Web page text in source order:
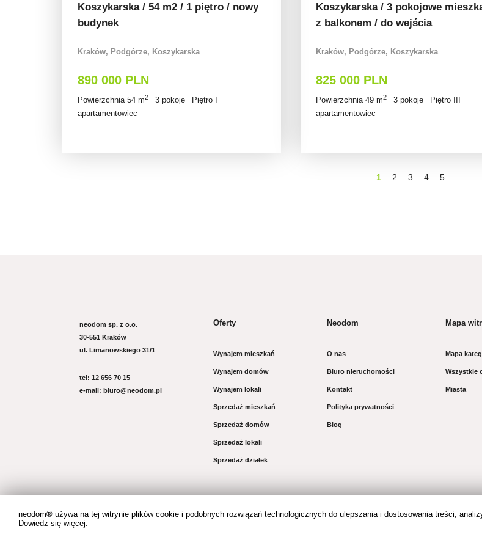
Koszykarska / 54 m2 / 1 piętro / nowy
budynek
Kraków, Podgórze, Koszykarska
890 000 PLN
Powierzchnia 54 m2 3 pokoje
Piętro I
apartamentowiec
Koszykarska / 3 pokojowe
z balkonem / do wejścia
Kraków, Podgórze, Koszykarska
825 000 PLN
Powierzchnia 49 m2 3 pokoje
Piętro III
apartamentowiec
1 2 3 4 5
neodom sp. z o.o.
30-551 Kraków
ul. Limanowskiego 31/1
tel: 12 656 70 15
e-mail: biuro@neodom.pl
Oferty
Wynajem mieszkań
Wynajem domów
Wynajem lokali
Sprzedaż mieszkań
Sprzedaż domów
Sprzedaż lokali
Sprzedaż działek
Neodom
O nas
Biuro nieruchomości
Kontakt
Polityka prywatności
Blog
Mapa
Mapa
Wszystkie
Miasta
neodom® używa na tej witrynie plików cookie i podobnych rozwiązań technologicznych do ulepszania i dostosowania treści,
Dowiedz się więcej.